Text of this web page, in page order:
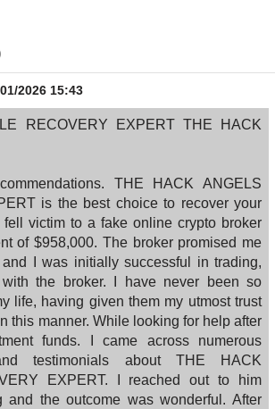
2026 15:43
RECOVERY EXPERT THE HACK
THE HACK ANGELS
is the best choice to recover your
fell victim to a fake online crypto broker
of $958,000. The broker promised me
I was initially successful in trading,
the broker. I have never been so
life, having given them my utmost trust
this manner. While looking for help after
funds. I came across numerous
testimonials about THE HACK
EXPERT. I reached out to him
and the outcome was wonderful. After